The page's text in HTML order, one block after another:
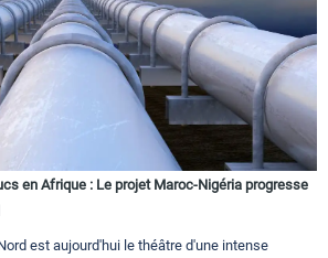
en Afrique : Le projet Maroc-Nigéria progresse
est aujourd'hui le théâtre d'une intense